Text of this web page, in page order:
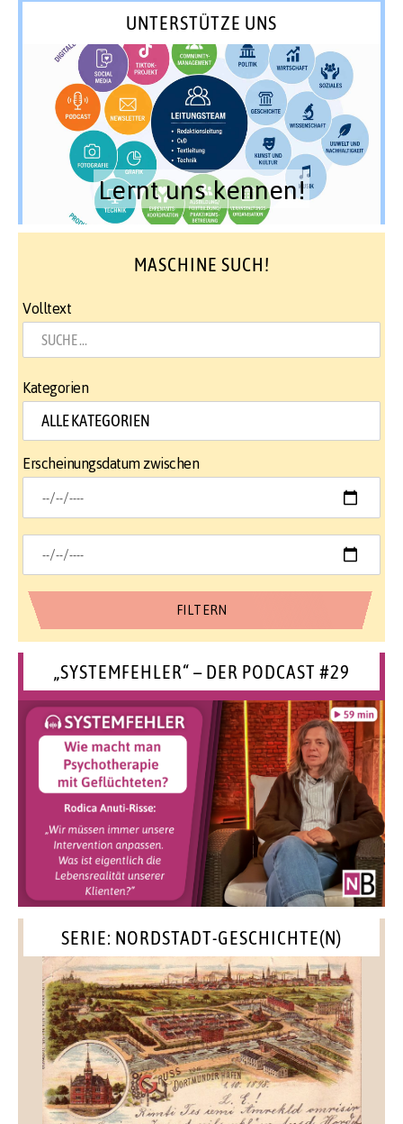
UNTERSTÜTZE UNS
Lernt uns kennen!
MASCHINE SUCH!
Volltext
Kategorien
Erscheinungsdatum zwischen
„SYSTEMFEHLER“ – DER PODCAST #29
SERIE: NORDSTADT-GESCHICHTE(N)